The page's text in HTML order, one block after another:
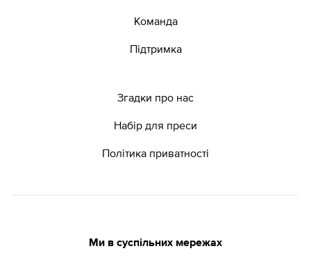
Команда
Підтримка
Згадки про нас
Набір для преси
Політика приватності
Ми в суспільних мережах